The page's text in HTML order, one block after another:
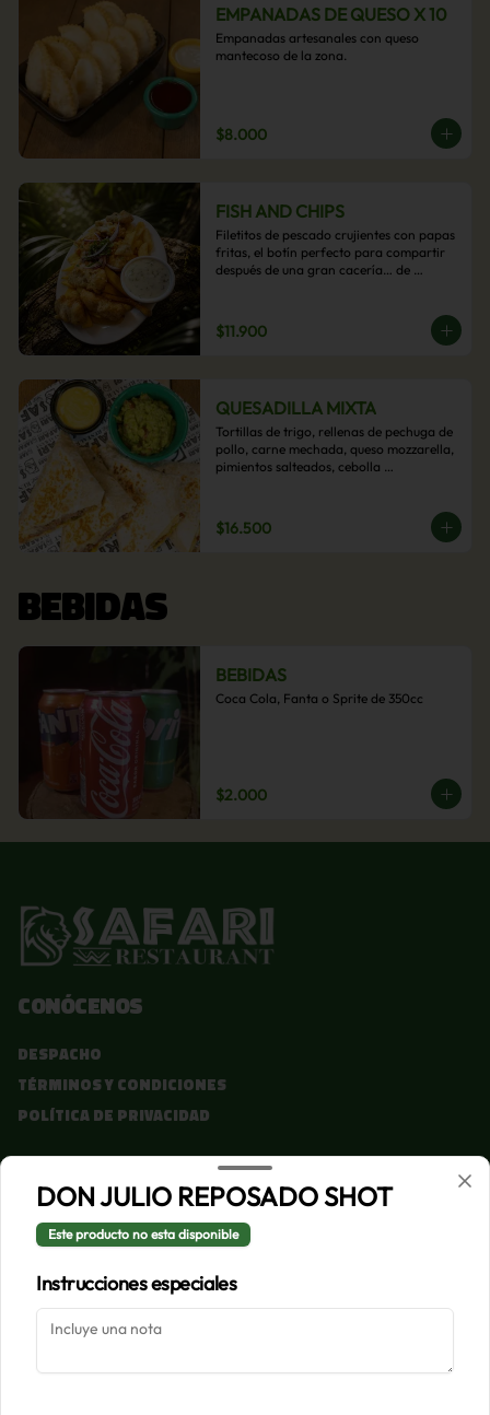
EMPANADAS DE QUESO X 10
Empanadas artesanales con queso
mantecoso de la zona.
$8.000
FISH AND CHIPS
Filetitos de pescado crujientes con papas
fritas, el botín perfecto para compartir
después de una gran cacería… de
$11.900
QUESADILLA MIXTA
Tortillas de trigo, rellenas de pechuga de
pollo, carne mechada, queso mozzarella,
pimientos salteados, cebolla
$16.500
BEBIDAS
BEBIDAS
Coca Cola, Fanta o Sprite de 350cc
$2.000
Conócenos
Despacho
Términos y condiciones
Política de privacidad
Redes sociales
Instagram
Facebook
Mi cuenta
Iniciar sesión
DON JULIO REPOSADO SHOT
Este producto no esta disponible
Instrucciones especiales